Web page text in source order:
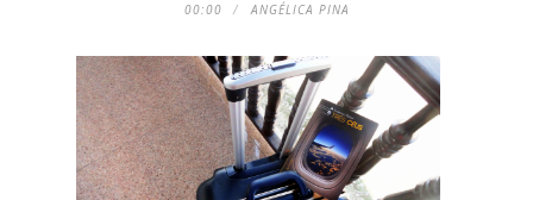
00:00 ANGÉLICA PINA